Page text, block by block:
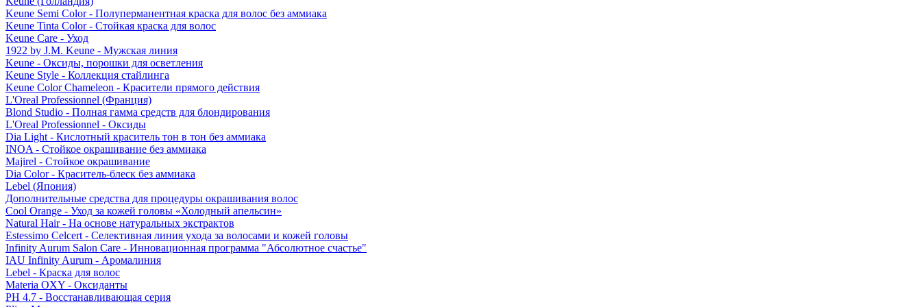
Keune Semi Color - Полуперманентная краска для волос без аммиака
Keune Tinta Color - Стойкая краска для волос
Keune Care - Уход
1922 by J.M. Keune - Мужская линия
Keune - Оксиды, порошки для осветления
Keune Style - Коллекция стайлинга
Keune Color Chameleon - Красители прямого действия
L'Oreal Professionnel (Франция)
Blond Studio - Полная гамма средств для блондирования
L'Oreal Professionnel - Оксиды
Dia Light - Кислотный краситель тон в тон без аммиака
INOA - Стойкое окрашивание без аммиака
Majirel - Стойкое окрашивание
Dia Color - Краситель-блеск без аммиака
Lebel (Япония)
Дополнительные средства для процедуры окрашивания волос
Cool Orange - Уход за кожей головы «Холодный апельсин»
Natural Hair - На основе натуральных экстрактов
Estessimo Celcert - Селективная линия ухода за волосами и кожей головы
Infinity Aurum Salon Care - Инновационная программа "Абсолютное счастье"
IAU Infinity Aurum - Аромалиния
Lebel - Краска для волос
Materia OXY - Оксиданты
PH 4.7 - Восстанавливающая серия